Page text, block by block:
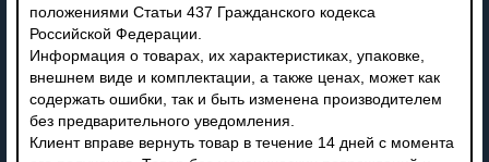
положениями Статьи 437 Гражданского кодекса
Российской Федерации.
Информация о товарах, их характеристиках, упаковке,
внешнем виде и комплектации, а также ценах, может как
содержать ошибки, так и быть изменена производителем
без предварительного уведомления.
Клиент вправе вернуть товар в течение 14 дней с момента